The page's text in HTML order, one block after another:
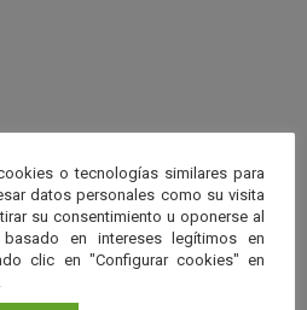
ENE 2028
/ Gérgal,Granada ,
o tecnologías similares para
datos personales como su visita
su consentimiento u oponerse al
en intereses legítimos en
clic en "Configurar cookies" en